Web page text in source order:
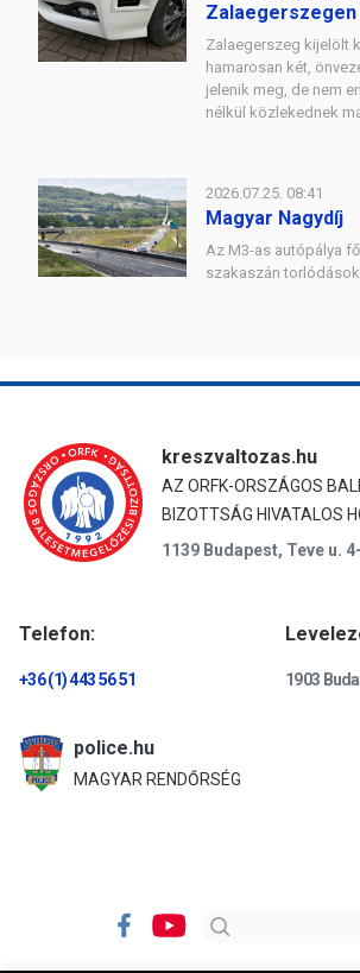
Zalaegerszegen
Zalaegerszeg kijelölt
hamarosan két,
jelenik meg, de nem
nélkül közlekednek
2026.07.25. 08:41
Magyar Nagydíj
Az M3-as autópálya
szakaszán
kreszvaltozas.hu
AZ ORFK-ORSZÁGOS
BIZOTTSÁG HIVATALOS
1139 Budapest, Teve u.
Telefon:
+36 (1) 443 56 51 1903
police.hu
MAGYAR RENDŐRSÉG